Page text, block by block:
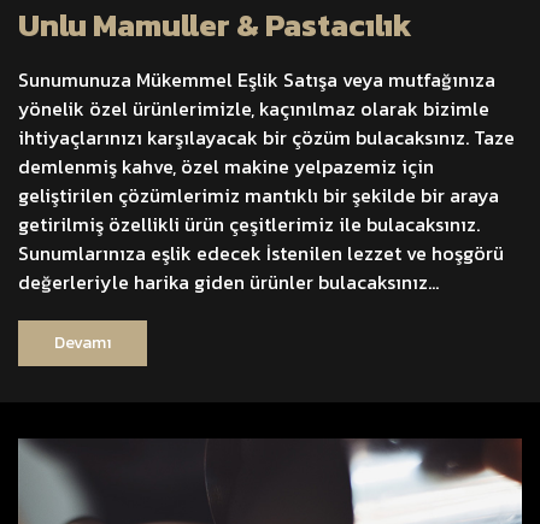
Unlu Mamuller & Pastacılık
Sunumunuza Mükemmel Eşlik Satışa veya mutfağınıza
yönelik özel ürünlerimizle, kaçınılmaz olarak bizimle
ihtiyaçlarınızı karşılayacak bir çözüm bulacaksınız. Taze
demlenmiş kahve, özel makine yelpazemiz için
geliştirilen çözümlerimiz mantıklı bir şekilde bir araya
getirilmiş özellikli ürün çeşitlerimiz ile bulacaksınız.
Sunumlarınıza eşlik edecek İstenilen lezzet ve hoşgörü
değerleriyle harika giden ürünler bulacaksınız…
Devamı